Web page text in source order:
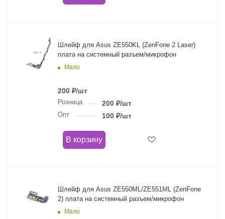
Шлейф для Asus ZE550KL (ZenFone 2 Laser)
плата на системный разъем/микрофон
Мало
200 ₽/шт
Розница 200₽/шт
Опт 100₽/шт
В корзину
Шлейф для Asus ZE550ML/ZE551ML (ZenFone
2) плата на системный разъем/микрофон
Мало